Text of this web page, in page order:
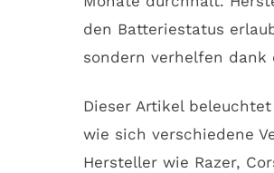
den Batteriestatus
sondern verhelfen dank
Dieser Artikel
wie sich verschiedene
Hersteller wie Razer,